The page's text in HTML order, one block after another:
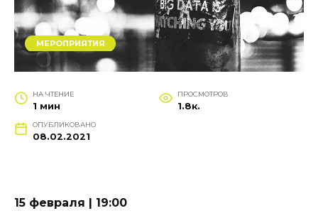
МЕРОПРИЯТИЯ
НА ЧТЕНИЕ
1 мин
ПРОСМОТРОВ
1.8к.
ОПУБЛИКОВАНО
08.02.2021
15 февраля | 19:00